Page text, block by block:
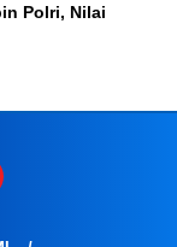
Polri, Nilai